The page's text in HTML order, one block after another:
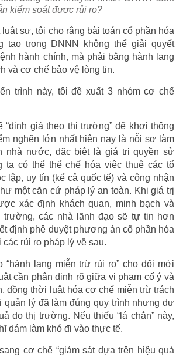
kiểm soát được rủi ro?
sư, tôi cho rằng bài toán cổ phần hóa
tạo trong DNNN không thể giải quyết
hành chính, mà phải bằng hành lang
và cơ chế bảo vệ lòng tin.
trình này, tôi đề xuất 3 nhóm cơ chế
“định giá theo thị trường” để khơi thông
nghẽn lớn nhất hiện nay là nỗi sợ làm
nhà nước, đặc biệt là giá trị quyền sử
ta có thể thể chế hóa việc thuê các tổ
lập, uy tín (kể cả quốc tế) và công nhận
một căn cứ pháp lý an toàn. Khi giá trị
xác định khách quan, minh bạch và
trường, các nhà lãnh đạo sẽ tự tin hơn
định phê duyệt phương án cổ phần hóa
các rủi ro pháp lý về sau.
“hành lang miễn trừ rủi ro” cho đổi mới
cần phân định rõ giữa vi phạm cố ý và
đồng thời luật hóa cơ chế miễn trừ trách
quản lý đã làm đúng quy trình nhưng dự
do thị trường. Nếu thiếu “lá chắn” này,
dám làm khó đi vào thực tế.
cơ chế “giám sát dựa trên hiệu quả